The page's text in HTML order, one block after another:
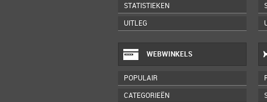
STATISTIEKEN
UITLEG
WEBWINKELS
POPULAIR
CATEGORIEËN